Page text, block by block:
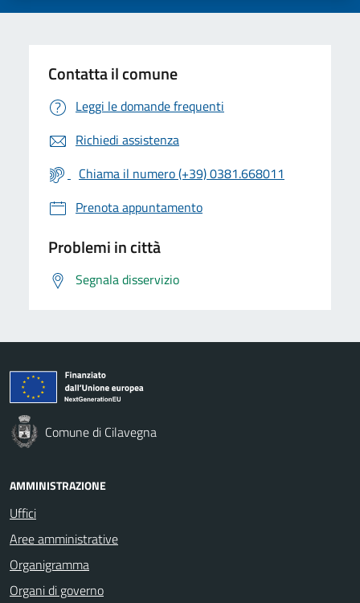
Contatta il comune
Leggi le domande frequenti
Richiedi assistenza
Chiama il numero (+39) 0381.668011
Prenota appuntamento
Problemi in città
Segnala disservizio
Comune di Cilavegna
AMMINISTRAZIONE
Uffici
Aree amministrative
Organigramma
Organi di governo